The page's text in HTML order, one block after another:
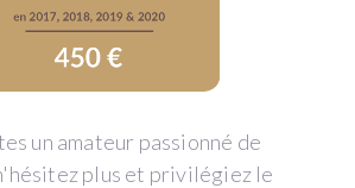
un amateur passionné de
plus et privilégiez le